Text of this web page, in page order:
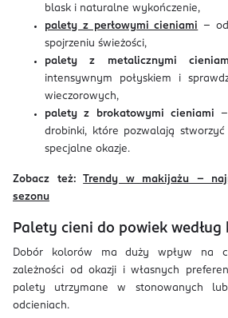
blask i naturalne wykończenie,
palety z perłowymi cieniami –
spojrzeniu świeżości,
palety z metalicznymi
intensywnym połyskiem i
wieczorowych,
palety z brokatowymi cieniami –
drobinki, które pozwalają
specjalne okazje.
Zobacz też:Trendy w makijażu –
sezonu
Palety cieni do powiek
Dobór kolorów ma duży wpływ na
zależności od okazji i własnych
palety utrzymane w stonowanych
odcieniach.